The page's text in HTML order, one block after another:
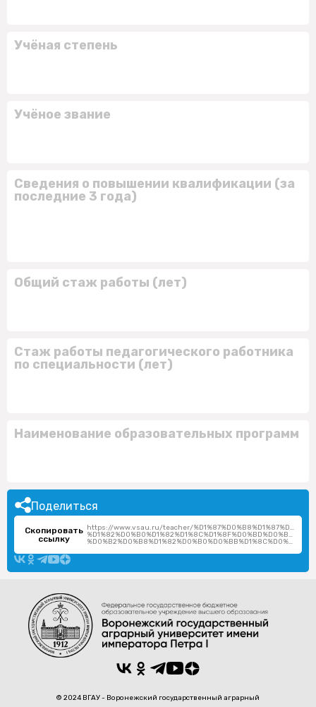
Учёная степень
Учёное звание
Сведения о повышении квалификации (за
последние 3 года)
Общий стаж работы (лет)
Стаж работы педагогического работника
по специальности (лет)
Наименование образовательных программ
Поделиться
Скопировать
ссылку
https://www.vsau.ru/teacher/
%D1%82%D0%B0%D1%82%D1%8C%D1%8F%D0%BD%D0%B0-
%D0%B2%D0%B8%D1%82%D0%B0%D0%BB%D1%8C%D0%B5%D0%B2%D0%BD%D0%B0/
© 2024 ВГАУ - Воронежский государственный аграрный